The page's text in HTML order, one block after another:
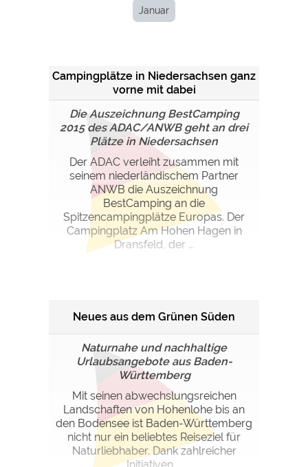
Januar
Campingplätze in Niedersachsen ganz
vorne mit dabei
Die Auszeichnung BestCamping
2015 des ADAC/ANWB geht an drei
Plätze in Niedersachsen
Der ADAC verleiht zusammen mit
seinem niederländischem Partner
ANWB die Auszeichnung
BestCamping an die
Spitzencampingplätze Europas. Der
Campingplatz Am Hohen Hagen in
Dransfeld, der ...
Neues aus dem Grünen Süden
Naturnahe und nachhaltige
Urlaubsangebote aus Baden-
Württemberg
Mit seinen abwechslungsreichen
Landschaften von Hohenlohe bis an
den Bodensee ist Baden-Württemberg
nicht nur ein beliebtes Reiseziel für
Naturliebhaber. Dank zahlreicher
Campingplatzvorschau (Vorschau
siehe Datenschutzerklärung des
jeweiligen Anbieters
Google reCAPTCHA (Formulare) https://policies.google.com/privacy
Statistiken
https://policies.google.com/privacy
https://policies.google.com/privacy
Google AdSense
https://policies.google.com/privacy
Google Remarketing
https://policies.google.com/privacy